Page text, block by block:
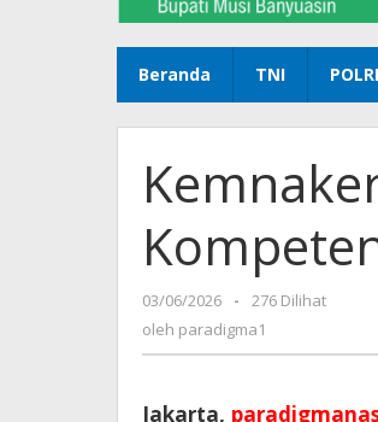
Beranda TNI POLRI
03/06/2026
oleh
paradigma1
-
276 Dilihat
oleh paradigma1
Jakarta,